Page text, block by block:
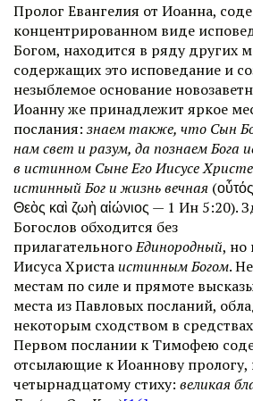
Пролог Евангелия от Иоанна,
концентрированном виде
Богом, находится в ряду других
содержащих это исповедание и
незыблемое основание
Иоанну же принадлежит яркое
послания: знаем также, что Сын
нам свет и разум, да познаем Бога
в истинном Сыне Его Иисусе
истинный Бог и жизнь вечная
Θεὸς καὶ ζωὴ αἰώνιος — 1 Ин 5:20).
Богослов обходится без
прилагательногоЕдинородный, но
Иисуса Христаистинным Богом.
местам по силе и прямоте
места из Павловых посланий,
некоторым сходством в
Первом послании к Тимофею
отсылающие к Иоаннову прологу,
четырнадцатому стиху: великая